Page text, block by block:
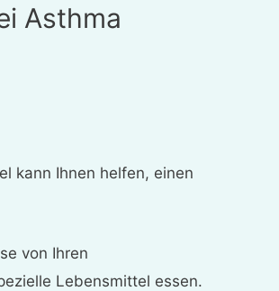
Asthma
kann Ihnen helfen, einen
von Ihren
Lebensmittel essen.